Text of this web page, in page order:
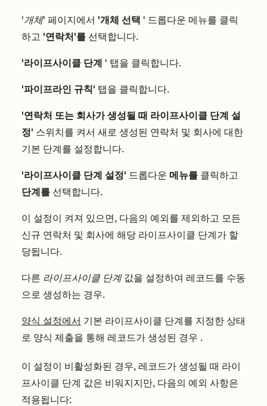
'개체' 페이지에서 '개체 선택 ' 드롭다운 메뉴를 클릭
하고 '연락처'를 선택합니다.
'라이프사이클 단계 ' 탭을 클릭합니다.
'파이프라인 규칙' 탭을 클릭합니다.
'연락처 또는 회사가 생성될 때 라이프사이클 단계 설
정' 스위치를 켜서 새로 생성된 연락처 및 회사에 대한
기본 단계를 설정합니다.
'라이프사이클 단계 설정' 드롭다운 메뉴를 클릭하고
단계를 선택합니다.
이 설정이 켜져 있으면, 다음의 예외를 제외하고 모든
신규 연락처 및 회사에 해당 라이프사이클 단계가 할
당됩니다.
다른 라이프사이클 단계값을 설정하여 레코드를 수동
으로 생성하는 경우.
양식 설정에서 기본 라이프사이클 단계를 지정한 상태
로 양식 제출을 통해 레코드가 생성된 경우 .
이 설정이 비활성화된 경우, 레코드가 생성될 때 라이
프사이클 단계 값은 비워지지만, 다음의 예외 사항은
적용됩니다: